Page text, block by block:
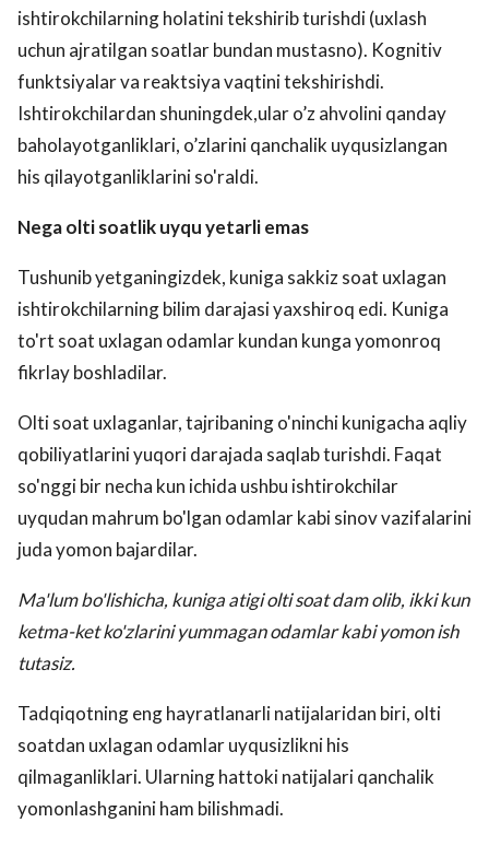
ishtirokchilarning holatini tekshirib turishdi (uxlash
uchun ajratilgan soatlar bundan mustasno). Kognitiv
funktsiyalar va reaktsiya vaqtini tekshirishdi.
Ishtirokchilardan shuningdek,ular o’z ahvolini qanday
baholayotganliklari, o’zlarini qanchalik uyqusizlangan
his qilayotganliklarini so'raldi.
Nega olti soatlik uyqu yetarli emas
Tushunib yetganingizdek, kuniga sakkiz soat uxlagan
ishtirokchilarning bilim darajasi yaxshiroq edi. Kuniga
to'rt soat uxlagan odamlar kundan kunga yomonroq
fikrlay boshladilar.
Olti soat uxlaganlar, tajribaning o'ninchi kunigacha aqliy
qobiliyatlarini yuqori darajada saqlab turishdi. Faqat
so'nggi bir necha kun ichida ushbu ishtirokchilar
uyqudan mahrum bo'lgan odamlar kabi sinov vazifalarini
juda yomon bajardilar.
Ma'lum bo'lishicha, kuniga atigi olti soat dam olib, ikki kun
ketma-ket ko'zlarini yummagan odamlar kabi yomon ish
tutasiz.
Tadqiqotning eng hayratlanarli natijalaridan biri, olti
soatdan uxlagan odamlar uyqusizlikni his
qilmaganliklari. Ularning hattoki natijalari qanchalik
yomonlashganini ham bilishmadi.